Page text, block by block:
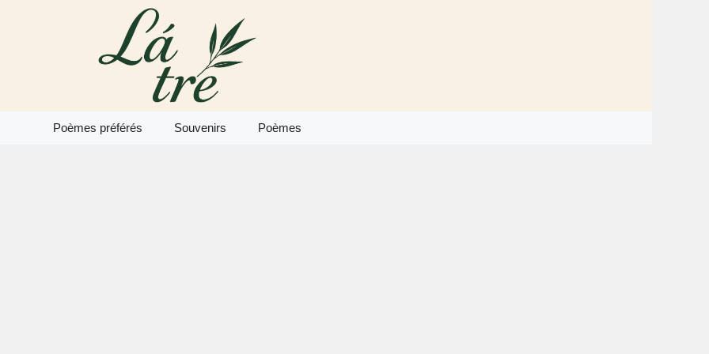
Poèmes préférés Souvenirs Poèmes